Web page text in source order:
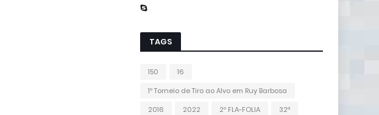
TAGS
150
16
1º Torneio de Tiro ao Alvo em Ruy Barbosa
2016
2022 2º FLA-FOLIA
32ª